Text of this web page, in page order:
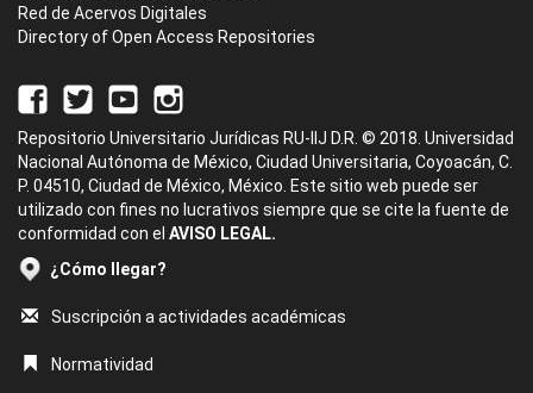
Red de Acervos Digitales
Directory of Open Access Repositories
Repositorio Universitario Jurídicas RU-IIJ D.R. © 2018. Universidad
Nacional Autónoma de México, Ciudad Universitaria, Coyoacán, C.
P. 04510, Ciudad de México, México. Este sitio web puede ser
utilizado con fines no lucrativos siempre que se cite la fuente de
conformidad con el AVISO LEGAL.
¿Cómo llegar?
Suscripción a actividades académicas
Normatividad